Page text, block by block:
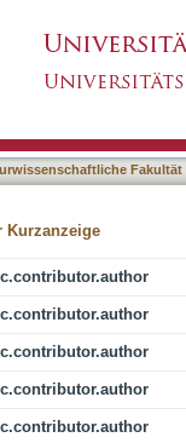
Fakultät
Kurzanzeige